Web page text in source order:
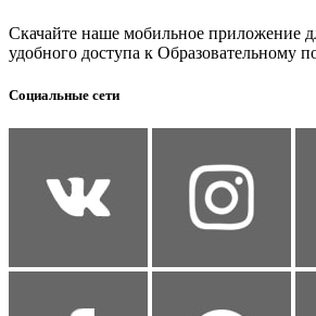
Скачайте наше мобильное приложение
удобного доступа к Образовательному
Социальные сети